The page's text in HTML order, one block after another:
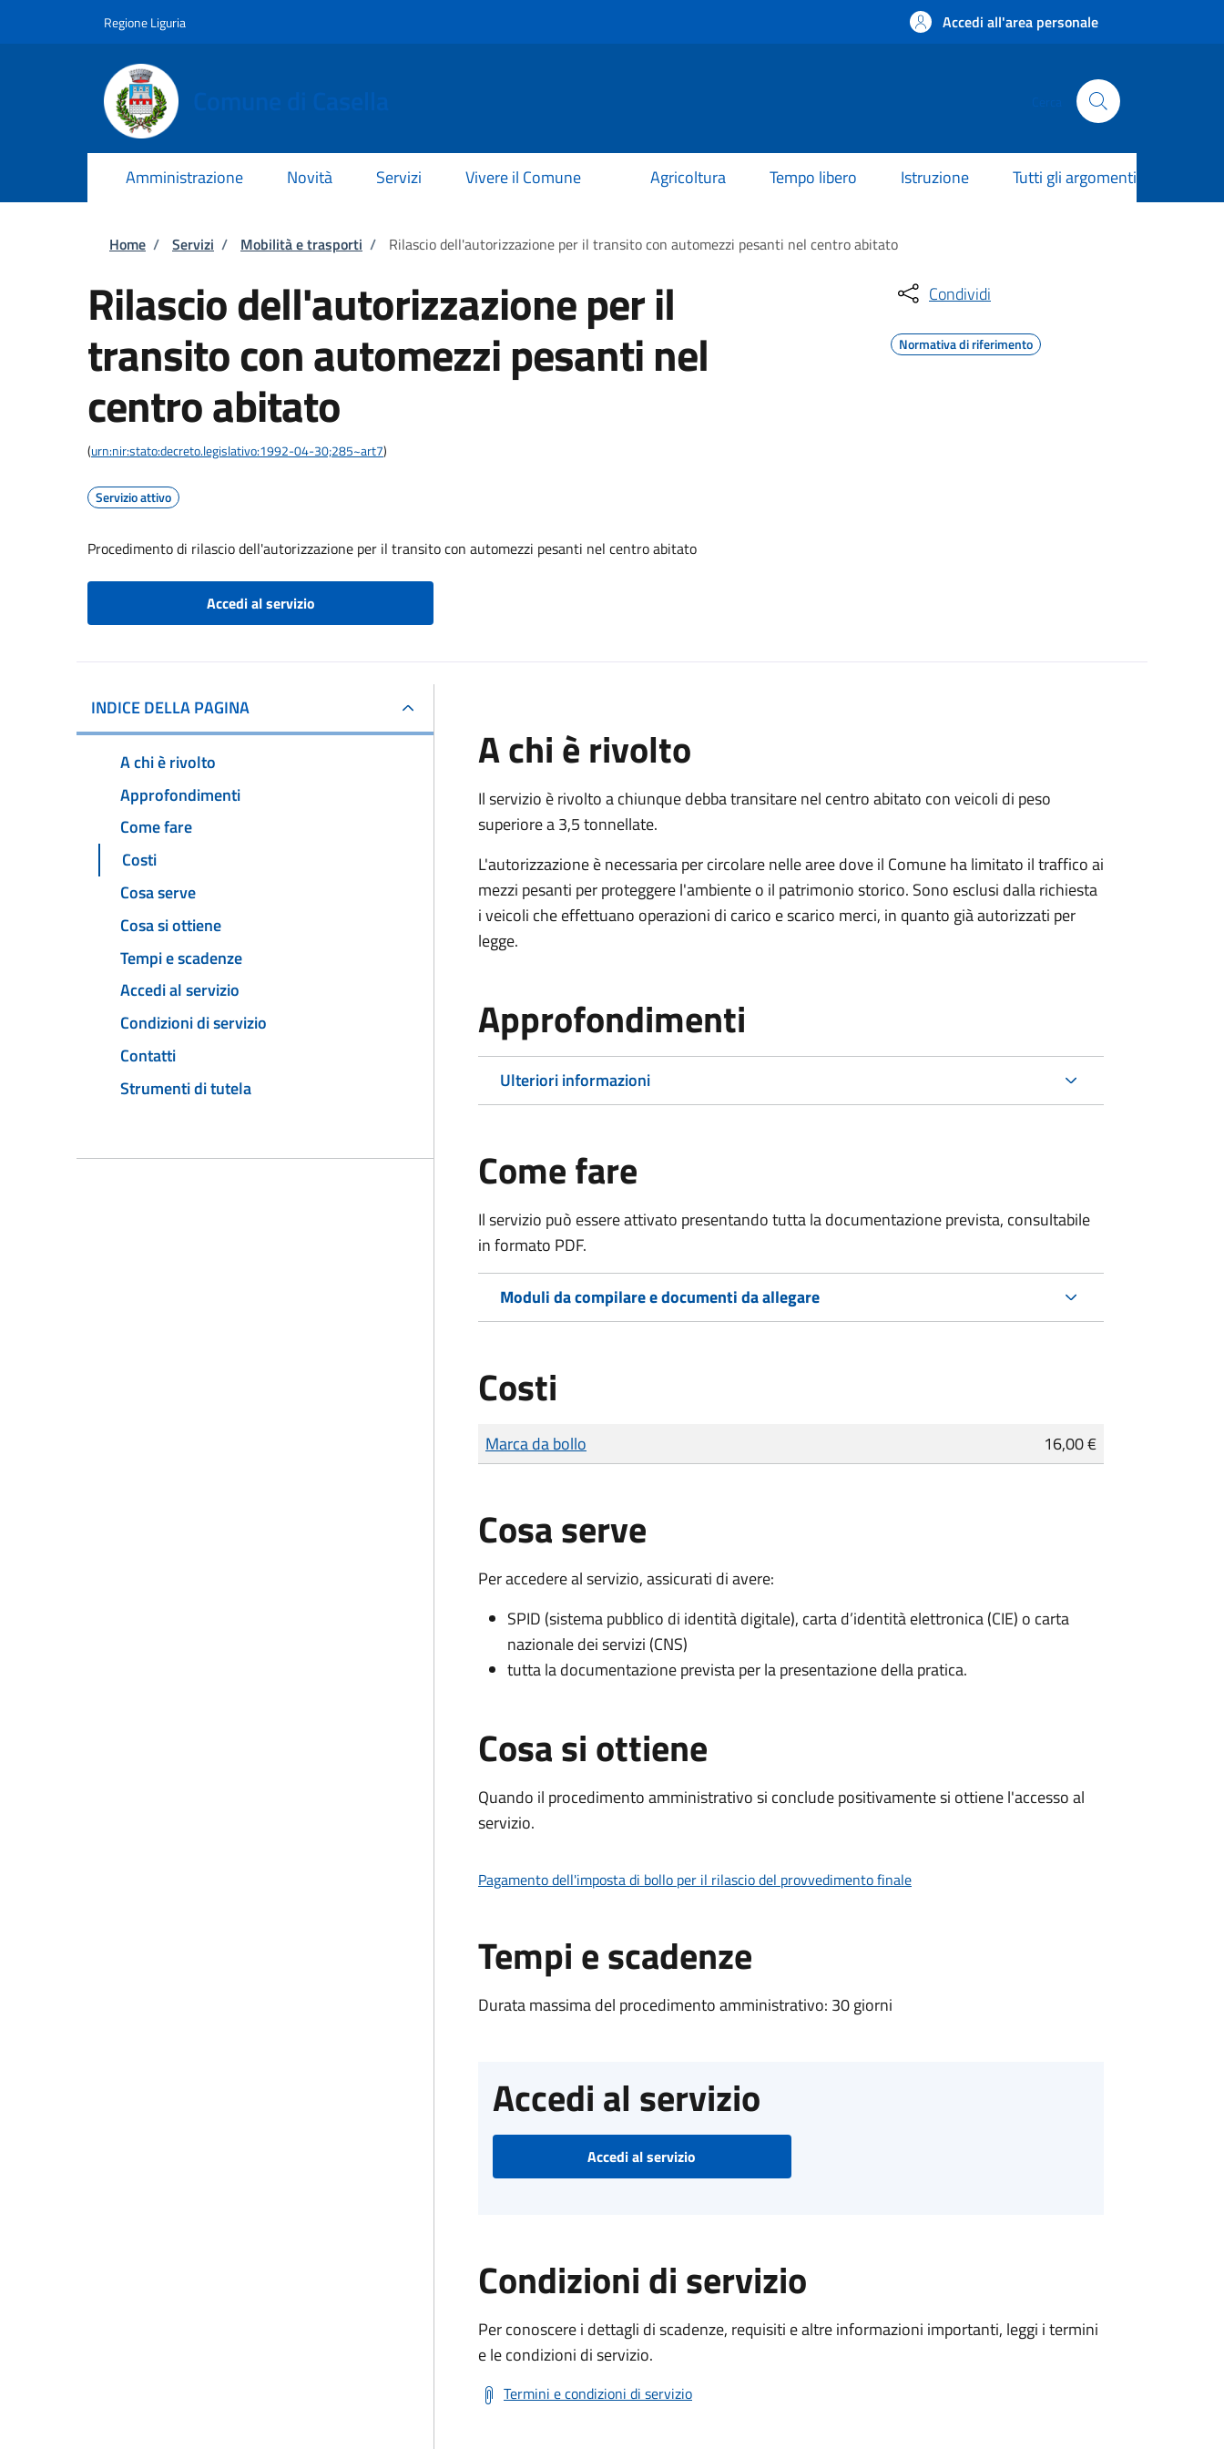
Regione Liguria Accedi all'area personale
Amministrazione Novità Servizi Vivere il Comune Agricoltura Tempo libero Istruzione Tutti gli argomenti
Briciole di pane
Home / Servizi / Mobilità e trasporti / Rilascio dell'autorizzazione per il transito con automezzi pesanti nel centro abitato
Rilascio dell'autorizzazione per il
transito con automezzi pesanti nel
centro abitato
(urn:nir:stato:decreto.legislativo:1992-04-30;285~art7)
Servizio attivo
Procedimento di rilascio dell'autorizzazione per il transito con automezzi pesanti nel centro abitato
Accedi al servizio
Condividi
Normativa di riferimento
INDICE DELLA PAGINA
A chi è rivolto
Approfondimenti
Come fare
Costi
Cosa serve
Cosa si ottiene
Tempi e scadenze
Accedi al servizio
Condizioni di servizio
Contatti
Strumenti di tutela
A chi è rivolto
Il servizio è rivolto a chiunque debba transitare nel centro abitato con veicoli di peso
superiore a 3,5 tonnellate.
L'autorizzazione è necessaria per circolare nelle aree dove il Comune ha limitato il traffico ai
mezzi pesanti per proteggere l'ambiente o il patrimonio storico. Sono esclusi dalla richiesta
i veicoli che effettuano operazioni di carico e scarico merci, in quanto già autorizzati per
legge.
Approfondimenti
Ulteriori informazioni
Come fare
Il servizio può essere attivato presentando tutta la documentazione prevista, consultabile
in formato PDF.
Moduli da compilare e documenti da allegare
Costi
Tipo di pagamento
Importo
Marca da bollo 16,00 €
Cosa serve
Per accedere al servizio, assicurati di avere:
SPID (sistema pubblico di identità digitale), carta d’identità elettronica (CIE) o carta
nazionale dei servizi (CNS)
tutta la documentazione prevista per la presentazione della pratica.
Cosa si ottiene
Quando il procedimento amministrativo si conclude positivamente si ottiene l'accesso al
servizio.
Pagamento dell'imposta di bollo per il rilascio del provvedimento finale
Tempi e scadenze
Durata massima del procedimento amministrativo: 30 giorni
Accedi al servizio
Accedi al servizio
Condizioni di servizio
Per conoscere i dettagli di scadenze, requisiti e altre informazioni importanti, leggi i termini
e le condizioni di servizio.
Termini e condizioni di servizio